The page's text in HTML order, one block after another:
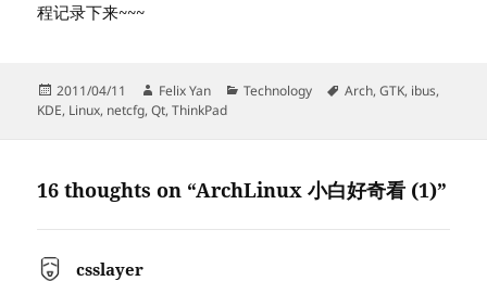
程记录下来~~~
Posted
on
2011/04/11 Author
Felix Yan Categories
Technology Tags
Arch,GTK, ibus,
KDE, Linux, netcfg,Qt,ThinkPad
16 thoughts on “ArchLinux 小白好奇看 (1)”
csslayer